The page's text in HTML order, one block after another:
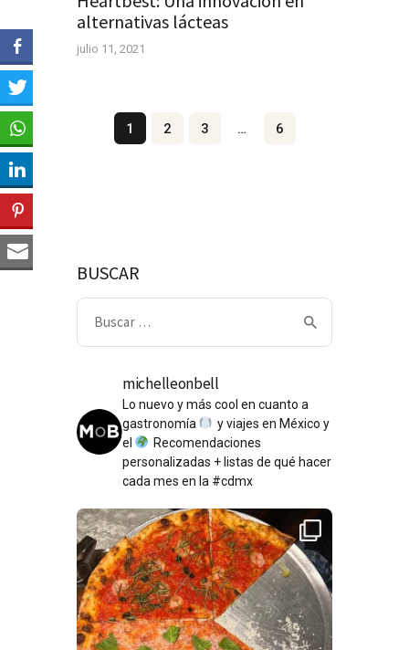
alternativas lácteas
julio 11, 2021
Navegación
Page
1 Page
2 Page
3 … Page
6
BUSCAR
Buscar:
michelleonbell
Lo nuevo y más cool en cuanto a
gastronomía
y viajes en México y
el
Recomendaciones
personalizadas + listas de qué hacer
cada mes en la #cdmx